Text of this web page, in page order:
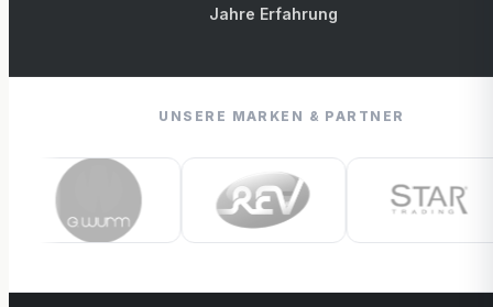
Jahre Erfahrung
UNSERE MARKEN & PARTNER